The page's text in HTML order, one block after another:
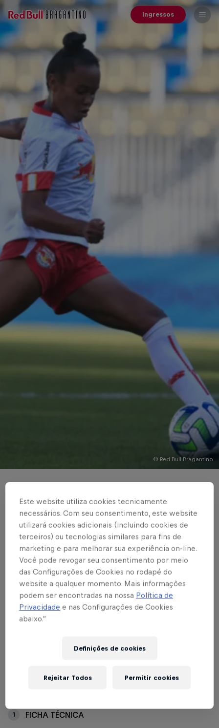
Ingressos
© Red Bull Bragantino
Red Bull Bragantino
vence o América-MG
por 1 a 0 pelo
Brasileirão Feminino
A2
1 FICHA TÉCNICA
Este website utiliza cookies tecnicamente
necessários. Com seu consentimento, este website
utilizará cookies adicionais (incluindo cookies de
terceiros) ou tecnologias similares para fins de
marketing e para melhorar sua experiência on-line.
Você pode revogar seu consentimento por meio
das Configurações de Cookies no rodapé do
website a qualquer momento. Mais informações
podem ser encontradas na nossa Política de
Privacidade e nas Configurações de Cookies
abaixo.”
Definições de cookies
Rejeitar Todos Permitir cookies